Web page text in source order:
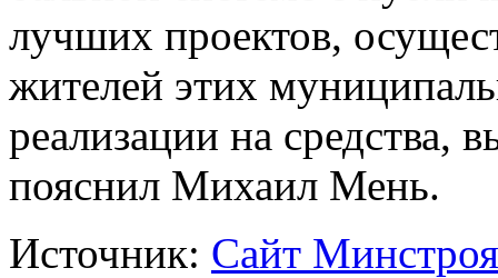
лучших проектов,
жителей этих
реализации на средства,
пояснил Михаил Мень.
Источник: Сайт